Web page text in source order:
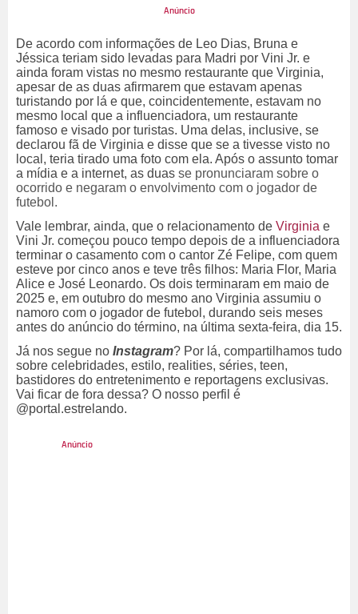
De acordo com informações de Leo Dias, Bruna e
Jéssica teriam sido levadas para Madri por Vini Jr. e
ainda foram vistas no mesmo restaurante que Virginia,
apesar de as duas afirmarem que estavam apenas
turistando por lá e que, coincidentemente, estavam no
mesmo local que a influenciadora, um restaurante
famoso e visado por turistas. Uma delas, inclusive, se
declarou fã de Virginia e disse que se a tivesse visto no
local, teria tirado uma foto com ela. Após o assunto tomar
a mídia e a internet, as duas se pronunciaram sobre o
ocorrido e negaram o envolvimento com o jogador de
futebol.
Vale lembrar, ainda, que o relacionamento de Virginia e
Vini Jr. começou pouco tempo depois de a influenciadora
terminar o casamento com o cantor Zé Felipe, com quem
esteve por cinco anos e teve três filhos: Maria Flor, Maria
Alice e José Leonardo. Os dois terminaram em maio de
2025 e, em outubro do mesmo ano Virginia assumiu o
namoro com o jogador de futebol, durando seis meses
antes do anúncio do término, na última sexta-feira, dia 15.
Já nos segue no Instagram? Por lá, compartilhamos tudo
sobre celebridades, estilo, realities, séries, teen,
bastidores do entretenimento e reportagens exclusivas.
Vai ficar de fora dessa? O nosso perfil é
@portal.estrelando.